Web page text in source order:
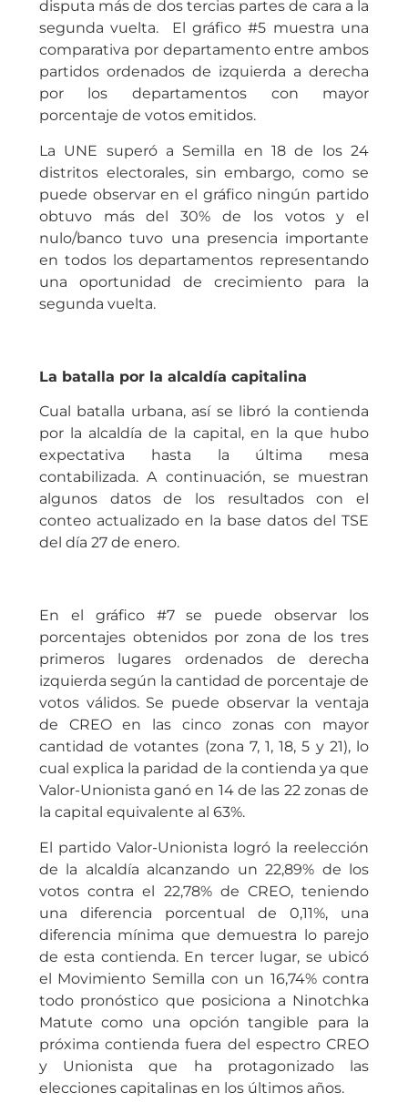
disputa más de dos tercias partes de cara a la
segunda vuelta. El gráfico #5 muestra una
comparativa por departamento entre ambos
partidos ordenados de izquierda a derecha
por los departamentos con mayor
porcentaje de votos emitidos.
La UNE superó a Semilla en 18 de los 24
distritos electorales, sin embargo, como se
puede observar en el gráfico ningún partido
obtuvo más del 30% de los votos y el
nulo/banco tuvo una presencia importante
en todos los departamentos representando
una oportunidad de crecimiento para la
segunda vuelta.
La batalla por la alcaldía capitalina
Cual batalla urbana, así se libró la contienda
por la alcaldía de la capital, en la que hubo
expectativa hasta la última mesa
contabilizada. A continuación, se muestran
algunos datos de los resultados con el
conteo actualizado en la base datos del TSE
del día 27 de enero.
En el gráfico #7 se puede observar los
porcentajes obtenidos por zona de los tres
primeros lugares ordenados de derecha
izquierda según la cantidad de porcentaje de
votos válidos. Se puede observar la ventaja
de CREO en las cinco zonas con mayor
cantidad de votantes (zona 7, 1, 18, 5 y 21), lo
cual explica la paridad de la contienda ya que
Valor-Unionista ganó en 14 de las 22 zonas de
la capital equivalente al 63%.
El partido Valor-Unionista logró la reelección
de la alcaldía alcanzando un 22,89% de los
votos contra el 22,78% de CREO, teniendo
una diferencia porcentual de 0,11%, una
diferencia mínima que demuestra lo parejo
de esta contienda. En tercer lugar, se ubicó
el Movimiento Semilla con un 16,74% contra
todo pronóstico que posiciona a Ninotchka
Matute como una opción tangible para la
próxima contienda fuera del espectro CREO
y Unionista que ha protagonizado las
elecciones capitalinas en los últimos años.